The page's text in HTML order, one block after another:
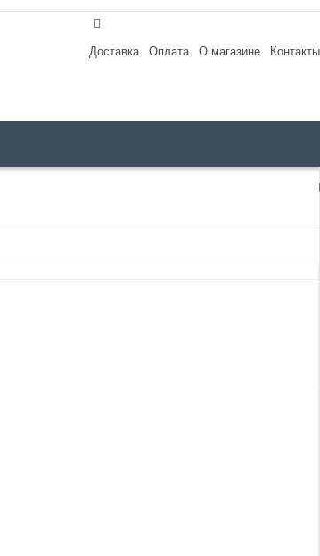
Доставка Оплата О магазине Контакты